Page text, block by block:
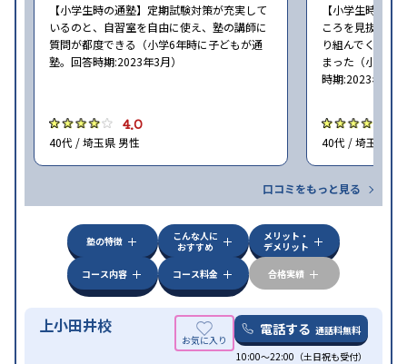
【小学生時の通塾】定期試験対策が充実して
いるのと、自習室を自由に使え、塾の講師に
質問が都度できる（小学6年時に子どもが通
塾。回答時期:2023年3月）
4.0
40代 / 埼玉県 男性
【小学生時の通
ころを見抜いて
り組んでくれた
まった（小学5
時期:2023年3月
40代 / 埼玉県 女
口コミをもっと見る
塾の特徴
こんな人に
おすすめ
メリット・
デメリット
コース内容
コース料金 合格実績
上小田井校 電話する 通話料無料
10:00～22:00（土日祝も受付）